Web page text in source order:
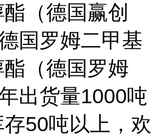
（德国赢创
国罗姆二甲基
（德国罗姆
出货量1000吨
50吨以上，欢